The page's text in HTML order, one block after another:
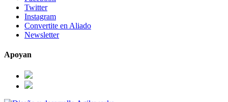
Twitter
Instagram
Convertite en Aliado
Newsletter
Apoyan